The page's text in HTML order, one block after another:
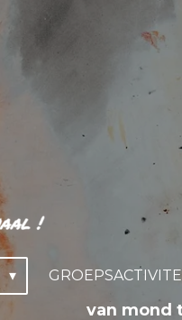
van mond